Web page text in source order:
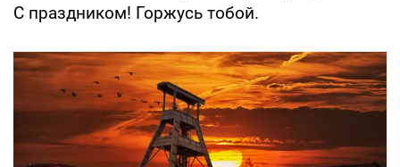
С праздником! Горжусь тобой.